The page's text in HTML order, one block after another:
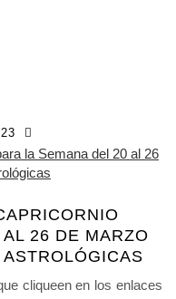
26 DE MARZO
cliqueen en los enlaces